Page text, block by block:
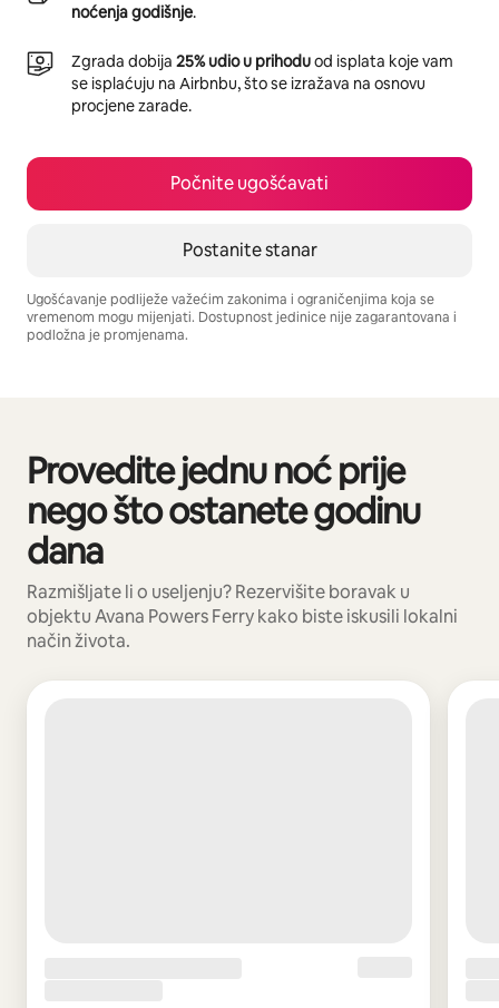
noćenja godišnje.
Zgrada dobija 25% udio u prihoduod isplata koje vam
se isplaćuju na Airbnbu, što se izražava na osnovu
procjene zarade.
Počnite ugošćavati
Postanite stanar
Ugošćavanje podliježe važećim zakonima i ograničenjima koja se
vremenom mogu mijenjati. Dostupnost jedinice nije zagarantovana i
podložna je promjenama.
Provedite jednu noć prije
nego što ostanete godinu
dana
Razmišljate li o useljenju? Rezervišite boravak u
objektu Avana Powers Ferry kako biste iskusili lokalni
način života.
Prikazano 0 od 0 stavki